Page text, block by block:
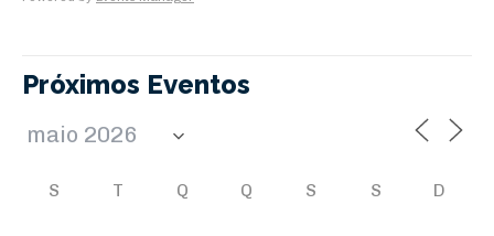
Próximos Eventos
S T Q Q S S D